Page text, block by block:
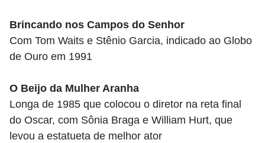
Brincando nos Campos do Senhor
Com Tom Waits e Stênio Garcia, indicado ao Globo
de Ouro em 1991
O Beijo da Mulher Aranha
Longa de 1985 que colocou o diretor na reta final
do Oscar, com Sônia Braga e William Hurt, que
levou a estatueta de melhor ator